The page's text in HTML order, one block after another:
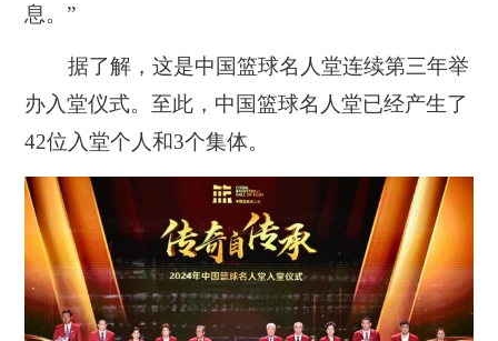
息。”
据了解，这是中国篮球名人堂连续第三年举
办入堂仪式。至此，中国篮球名人堂已经产生了
42位入堂个人和3个集体。